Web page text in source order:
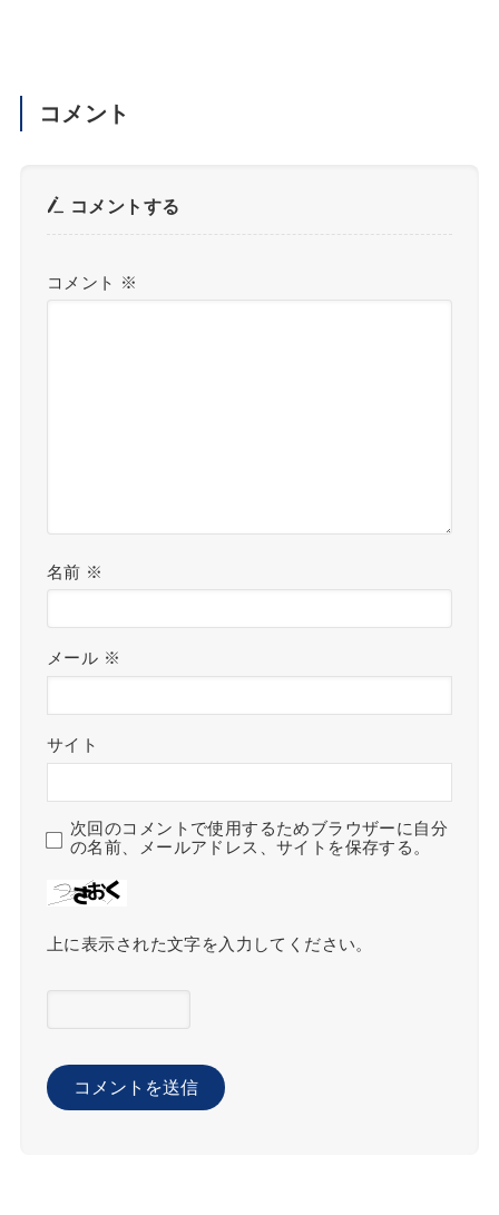
コメント
コメントする
コメント ※
名前 ※
メール ※
サイト
次回のコメントで使用するためブラウザーに自分
の名前、メールアドレス、サイトを保存する。
上に表示された文字を入力してください。